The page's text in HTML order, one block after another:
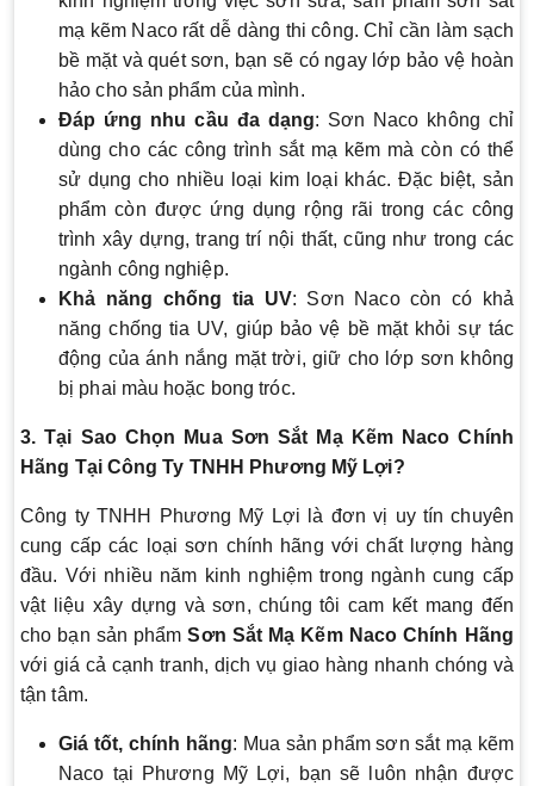
mạ kẽm Naco rất dễ dàng thi công. Chỉ cần làm sạch
bề mặt và quét sơn, bạn sẽ có ngay lớp bảo vệ hoàn
hảo cho sản phẩm của mình.
Đáp ứng nhu cầu đa dạng: Sơn Naco không chỉ
dùng cho các công trình sắt mạ kẽm mà còn có thể
sử dụng cho nhiều loại kim loại khác. Đặc biệt, sản
phẩm còn được ứng dụng rộng rãi trong các công
trình xây dựng, trang trí nội thất, cũng như trong các
ngành công nghiệp.
Khả năng chống tia UV: Sơn Naco còn có khả
năng chống tia UV, giúp bảo vệ bề mặt khỏi sự tác
động của ánh nắng mặt trời, giữ cho lớp sơn không
bị phai màu hoặc bong tróc.
3. Tại Sao Chọn Mua Sơn Sắt Mạ Kẽm Naco Chính
Hãng Tại Công Ty TNHH Phương Mỹ Lợi?
Công ty TNHH Phương Mỹ Lợi là đơn vị uy tín chuyên
cung cấp các loại sơn chính hãng với chất lượng hàng
đầu. Với nhiều năm kinh nghiệm trong ngành cung cấp
vật liệu xây dựng và sơn, chúng tôi cam kết mang đến
cho bạn sản phẩmSơn Sắt Mạ Kẽm Naco Chính Hãng
với giá cả cạnh tranh, dịch vụ giao hàng nhanh chóng và
tận tâm.
Giá tốt, chính hãng: Mua sản phẩm sơn sắt mạ kẽm
Naco tại Phương Mỹ Lợi, bạn sẽ luôn nhận được